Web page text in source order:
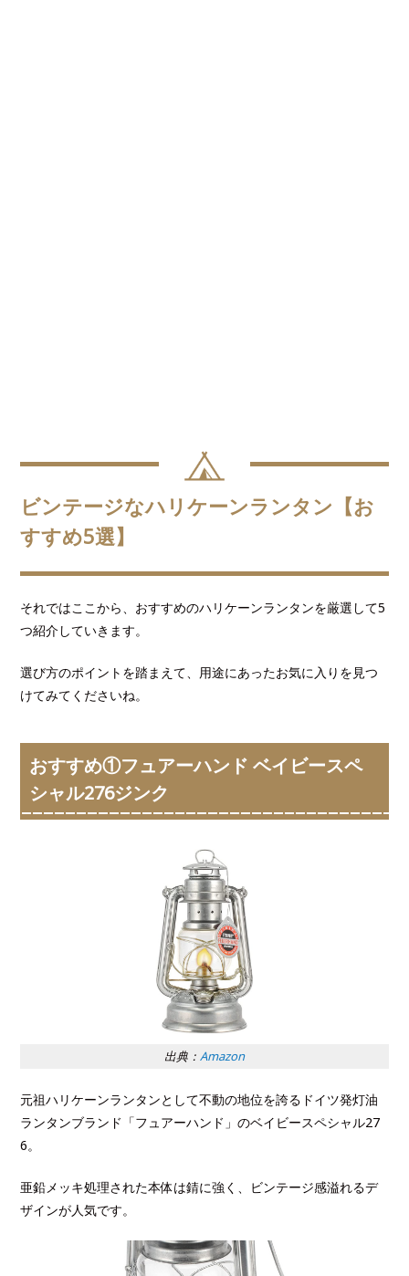
ビンテージなハリケーンランタン【お
すすめ5選】
それではここから、おすすめのハリケーンランタンを厳選して5
つ紹介していきます。
選び方のポイントを踏まえて、用途にあったお気に入りを見つ
けてみてくださいね。
おすすめ①フュアーハンド ベイビースペ
シャル276ジンク
出典： Amazon
元祖ハリケーンランタンとして不動の地位を誇るドイツ発灯油
ランタンブランド「フュアーハンド」のベイビースペシャル27
6。
亜鉛メッキ処理された本体は錆に強く、ビンテージ感溢れるデ
ザインが人気です。